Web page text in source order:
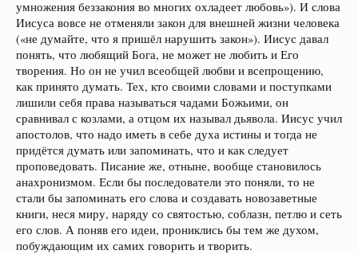
умножения беззакония во многих охладеет любовь»). И слова
Иисуса вовсе не отменяли закон для внешней жизни человека
(«не думайте, что я пришёл нарушить закон»). Иисус давал
понять, что любящий Бога, не может не любить и Его
творения. Но он не учил всеобщей любви и всепрощению,
как принято думать. Тех, кто своими словами и поступками
лишили себя права называться чадами Божьими, он
сравнивал с козлами, а отцом их называл дьявола. Иисус учил
апостолов, что надо иметь в себе духа истины и тогда не
придётся думать или запоминать, что и как следует
проповедовать. Писание же, отныне, вообще становилось
анахронизмом. Если бы последователи это поняли, то не
стали бы запоминать его слова и создавать новозаветные
книги, неся миру, наряду со святостью, соблазн, петлю и сеть
его слов. А поняв его идеи, прониклись бы тем же духом,
побуждающим их самих говорить и творить.